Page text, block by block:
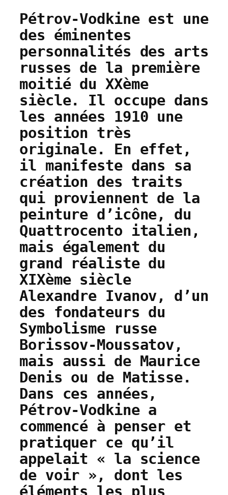
Pétrov-Vodkine est une
des éminentes
personnalités des arts
russes de la première
moitié du XXème
siècle. Il occupe dans
les années 1910 une
position très
originale. En effet,
il manifeste dans sa
création des traits
qui proviennent de la
peinture d’icône, du
Quattrocento italien,
mais également du
grand réaliste du
XIXème siècle
Alexandre Ivanov, d’un
des fondateurs du
Symbolisme russe
Borissov-Moussatov,
mais aussi de Maurice
Denis ou de Matisse.
Dans ces années,
Pétrov-Vodkine a
commencé à penser et
pratiquer ce qu’il
appelait « la science
de voir », dont les